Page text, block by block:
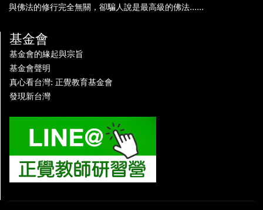
與佛法的修行完全無關，卻騙人說是最高級的佛法......
基金會
基金會的緣起與宗旨
基金會聲明
真心看台灣: 正覺教育基金會
發現新台灣